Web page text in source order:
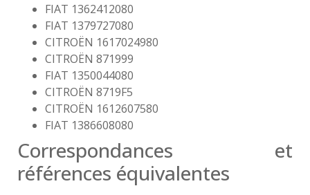
FIAT 1362412080
FIAT 1379727080
CITROËN 1617024980
CITROËN 871999
FIAT 1350044080
CITROËN 8719F5
CITROËN 1612607580
FIAT 1386608080
Correspondances et
références équivalentes